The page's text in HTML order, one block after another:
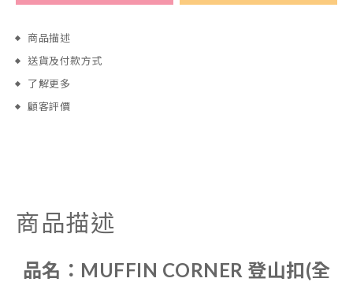
商品描述
送貨及付款方式
了解更多
顧客評價
商品描述
品名： MUFFIN CORNER 登山扣(全